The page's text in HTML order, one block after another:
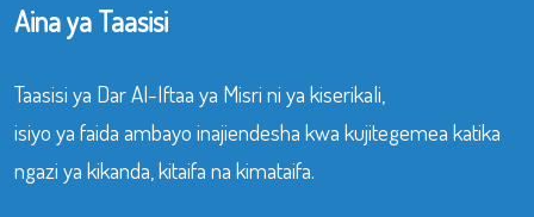
Aina ya Taasisi
Taasisi ya Dar Al-Iftaa ya Misri ni ya kiserikali,
isiyo ya faida ambayo inajiendesha kwa kujitegemea katika
ngazi ya kikanda, kitaifa na kimataifa.